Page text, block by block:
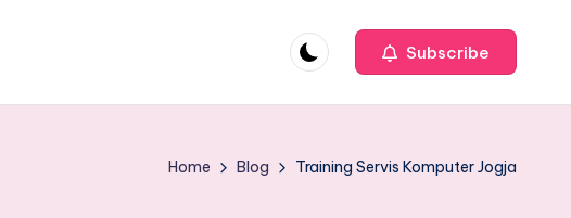
Subscribe
Home Blog Training Servis Komputer Jogja